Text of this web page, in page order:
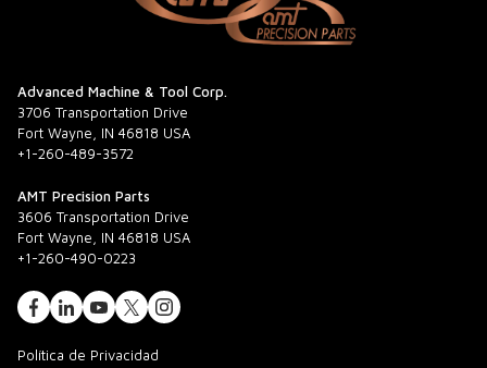
Advanced Machine & Tool Corp.
3706 Transportation Drive
Fort Wayne, IN 46818 USA
+1-260-489-3572
AMT Precision Parts
3606 Transportation Drive
Fort Wayne, IN 46818 USA
+1-260-490-0223
Política de Privacidad